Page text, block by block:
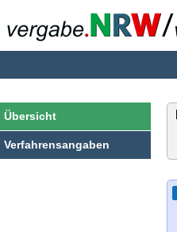
Übersicht
Verfahrensangaben